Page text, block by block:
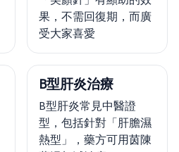
果，不需回復期，而廣
受大家喜愛
B型肝炎治療
B型肝炎常見中醫證
型，包括針對「肝膽濕
熱型」，藥方可用茵陳